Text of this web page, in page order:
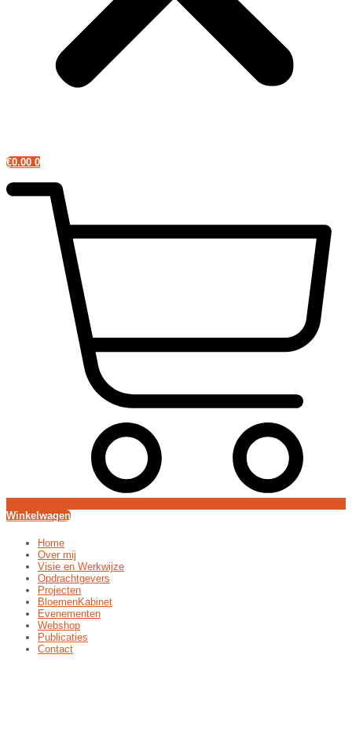
€0.00 0
Winkelwagen
Home
Over mij
Visie en Werkwijze
Opdrachtgevers
Projecten
BloemenKabinet
Evenementen
Webshop
Publicaties
Contact